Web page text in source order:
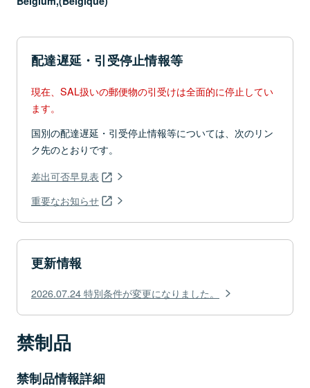
配達遅延・引受停止情報等
現在、SAL扱いの郵便物の引受けは全面的に停止してい
ます。
国別の配達遅延・引受停止情報等については、次のリン
ク先のとおりです。
差出可否早見表
重要なお知らせ
更新情報
2026.07.24 特別条件が変更になりました。
禁制品
禁制品情報詳細